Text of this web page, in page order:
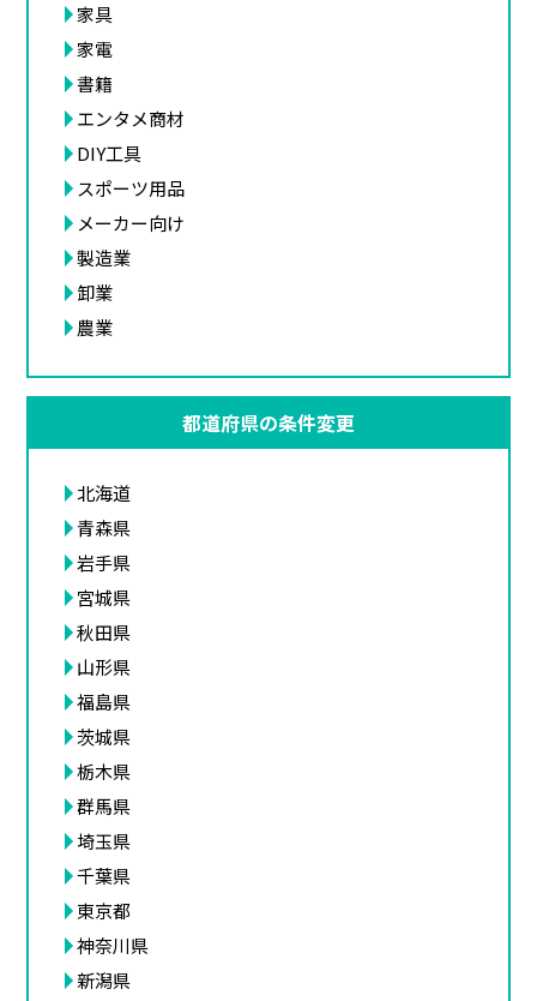
家具
家電
書籍
エンタメ商材
DIY工具
スポーツ用品
メーカー向け
製造業
卸業
農業
都道府県の条件変更
北海道
青森県
岩手県
宮城県
秋田県
山形県
福島県
茨城県
栃木県
群馬県
埼玉県
千葉県
東京都
神奈川県
新潟県